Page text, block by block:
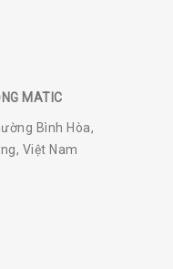
MATIC
Bình Hòa,
Việt Nam